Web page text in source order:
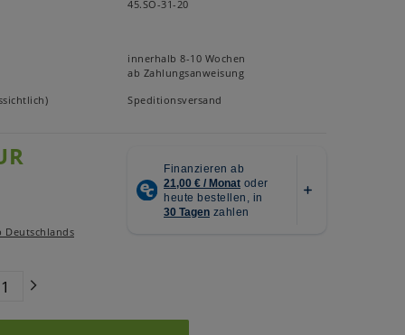
45.SO-31-20
innerhalb 8-10 Wochen
ab Zahlungsanweisung
Speditionsversand
Deutschlands